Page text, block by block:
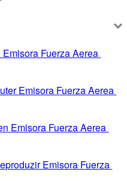
Emisora Fuerza Aerea
Emisora Fuerza Aerea
Emisora Fuerza Aerea
Emisora Fuerza